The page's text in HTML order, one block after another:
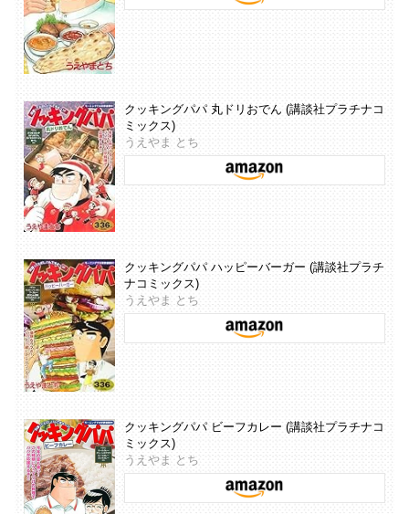
クッキングパパ 丸ドリおでん (講談社プラチナコ
ミックス)
うえやま とち
クッキングパパ ハッピーバーガー (講談社プラチ
ナコミックス)
うえやま とち
クッキングパパ ビーフカレー (講談社プラチナコ
ミックス)
うえやま とち